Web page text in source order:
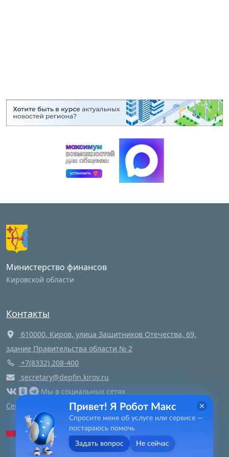
Министерство финансов
Кировской области
Контакты
610000, Киров, улица Защитников Отечества, 69,
здание Правительства области № 2
+7(8332) 208-400
secretary@depfin.kirov.ru
Мы в социальных сетях
Сегодня
посещений этой страницы и1посетителей
Яндекс метрика
Привет! Я Робот Макс
Спросите меня об услуге или сервисе —
постараюсь помочь
Задать вопрос Не сейчас